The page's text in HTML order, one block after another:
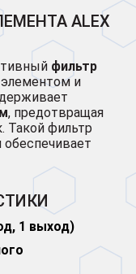
ALEX
фильтр
и
, предотвращая
Такой фильтр
обеспечивает
1 выход)